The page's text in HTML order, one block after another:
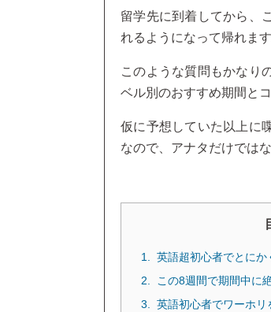
留学先に到着してから、
れるようになって帰れま
このような質問もかなり
ベル別のおすすめ期間と
仮に予想していた以上に
なので、アナタだけでは
英語超初心者でとにか
この8週間で期間中に
英語初心者でワーホリ